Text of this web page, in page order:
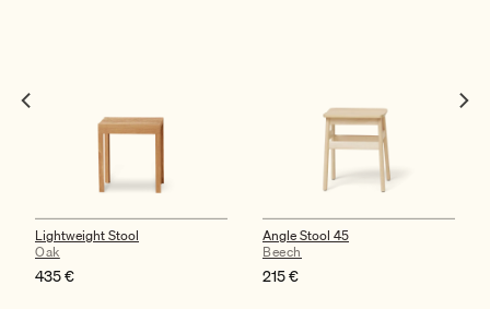
Lightweight Stool
Oak
435€
Angle Stool 45
Beech
215€